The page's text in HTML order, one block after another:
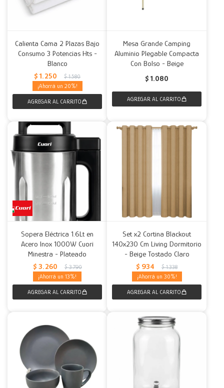
Calienta Cama 2 Plazas Bajo
Consumo 3 Potencias Hts -
Blanco
$ 1.250 $ 1.580
20
Mesa Grande Camping
Aluminio Plegable Compacta
Con Bolso - Beige
$ 1.080
Sopera Eléctrica 1.6Lt en
Acero Inox 1000W Cuori
Minestra - Plateado
$ 3.260 $ 3.790
13
Set x2 Cortina Blackout
140x230 Cm Living Dormitorio
- Beige Tostado Claro
$ 934 $ 1.338
30